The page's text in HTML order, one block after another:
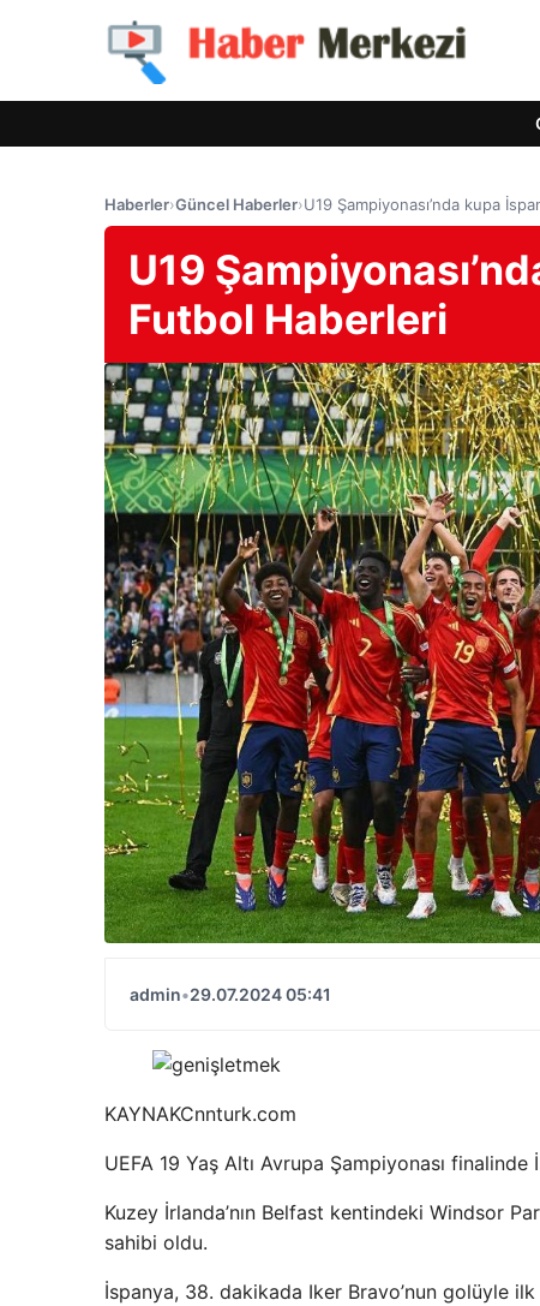
Haberler›Güncel Haberler›U19 Şampiyonası’nda kupa
U19
Futbol Haberleri
admin•29.07.2024 05:41
KAYNAKCnnturk.com
UEFA 19 Yaş Altı Avrupa Şampiyonası
Kuzey İrlanda’nın Belfast kentindeki Windsor
sahibi oldu.
İspanya, 38. dakikada Iker Bravo’nun golüyle ilk